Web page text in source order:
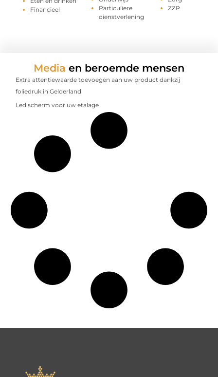
Financieel
Particuliere
dienstverlening
ZZP
Media en beroemde mensen
Extra attentiewaarde toevoegen aan uw product dankzij
foliedruk in Gelderland
Led scherm voor uw etalage